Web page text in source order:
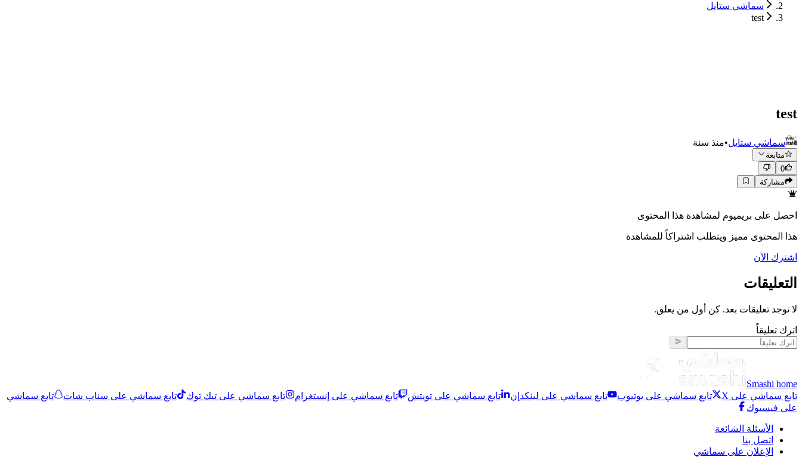
سماشي ستايل
test
test
سماشي ستايل•منذ سنة
متابعة
0
مشاركة
احصل على بريميوم لمشاهدة هذا المحتوى
هذا المحتوى مميز ويتطلب اشتراكاً للمشاهدة
اشترك الآن
التعليقات
لا توجد تعليقات بعد. كن أول من يعلق.
اترك تعليقاً
Smashi home
تابع سماشي على X
تابع سماشي على يوتيوب تابع سماشي على لينكدإن تابع سماشي على تويتش تابع سماشي على إنستغرام تابع سماشي على تيك توك تابع سماشي على سناب شات
تابع سماشي
على فيسبوك
الأسئلة الشائعة
اتصل بنا
الإعلان على سماشي